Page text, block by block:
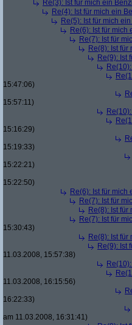
Re(3): Ist für mich ein
Re(4): Ist für mich ein
Re(5): Ist für mich
Re(6): Ist für
Re(7): Ist für
Re(8): Ist
Re(9): Ist
15:47:06)
15:57:11)
15:16:29)
15:19:33)
15:22:21)
15:22:50)
Re(6): Ist für
Re(7): Ist für
Re(8): Ist
Re(7): Ist für
15:30:43)
Re(8): Ist
Re(9): Ist
11.03.2008, 15:57:38)
11.03.2008, 16:15:56)
16:22:33)
am 11.03.2008, 16:31:41)